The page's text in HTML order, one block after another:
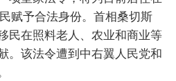
赋予合法身份。首相桑切斯
民在照料老人、农业和商业等
。该法令遭到中右翼人民党和